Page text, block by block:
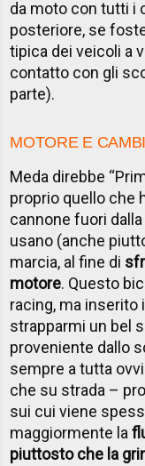
da moto con tutti i
posteriore, se
tipica dei veicoli a
contatto con gli
parte).
MOTORE E
Meda direbbe
proprio quello che
cannone fuori
usano (anche
marcia, al fine di
motore. Questo
racing, ma
strapparmi un bel
proveniente dallo
sempre a tutta
che su strada –
sui cui viene
maggiormente la
piuttosto che la